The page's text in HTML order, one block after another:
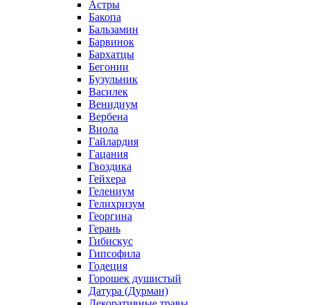
Астры
Бакопа
Бальзамин
Барвинок
Бархатцы
Бегонии
Бузульник
Василек
Венидиум
Вербена
Виола
Гайлардия
Гацания
Гвоздика
Гейхера
Гелениум
Гелихризум
Георгина
Герань
Гибискус
Гипсофила
Годеция
Горошек душистый
Датура (Дурман)